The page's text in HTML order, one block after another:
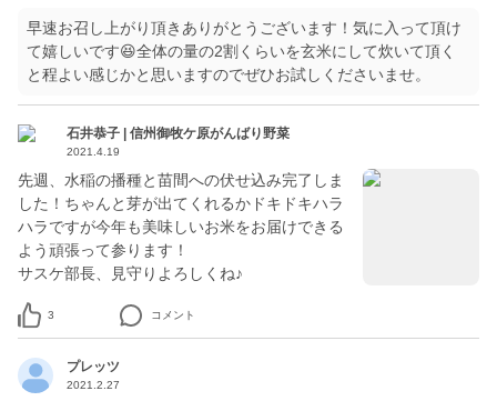
早速お召し上がり頂きありがとうございます！気に入って頂け
て嬉しいです😆全体の量の2割くらいを玄米にして炊いて頂く
と程よい感じかと思いますのでぜひお試しくださいませ。
石井恭子 | 信州御牧ケ原がんばり野菜
2021.4.19
先週、水稲の播種と苗間への伏せ込み完了しま
した！ちゃんと芽が出てくれるかドキドキハラ
ハラですが今年も美味しいお米をお届けできる
よう頑張って参ります！
サスケ部長、見守りよろしくね♪
3 コメント
プレッツ
2021.2.27